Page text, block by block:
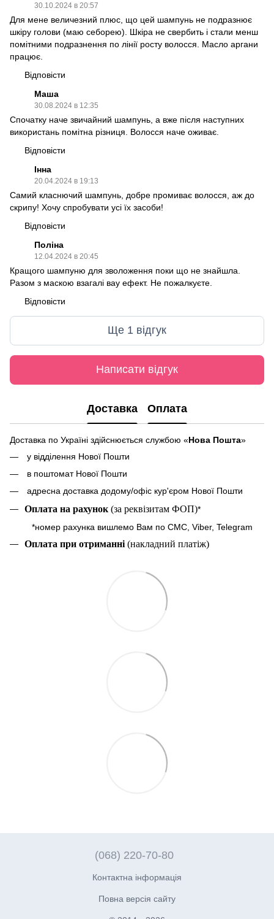
30.10.2024 в 20:57
Для мене величезний плюс, що цей шампунь не подразнює
шкіру голови (маю себорею). Шкіра не свербить і стали менш
помітними подразнення по лінії росту волосся. Масло аргани
працює.
Відповісти
Маша
30.08.2024 в 12:35
Спочатку наче звичайний шампунь, а вже після наступних
використань помітна різниця. Волосся наче оживає.
Відповісти
Інна
20.04.2024 в 19:13
Самий класнючий шампунь, добре промиває волосся, аж до
скрипу! Хочу спробувати усі їх засоби!
Відповісти
Поліна
12.04.2024 в 20:45
Кращого шампуню для зволоження поки що не знайшла.
Разом з маскою взагалі вау ефект. Не пожалкуєте.
Відповісти
Ще 1 відгук
Написати відгук
Доставка Оплата
Доставка по Україні здійснюється службою «Нова Пошта»
у відділення Нової Пошти
в поштомат Нової Пошти
адресна доставка додому/офіс кур'єром Нової Пошти
Оплата на рахунок (за реквізитам ФОП)*
*номер рахунка вишлемо Вам по СМС, Viber, Telegram
Оплата при отриманні (накладний платіж)
(068) 220-70-80
Контактна інформація
Повна версія сайту